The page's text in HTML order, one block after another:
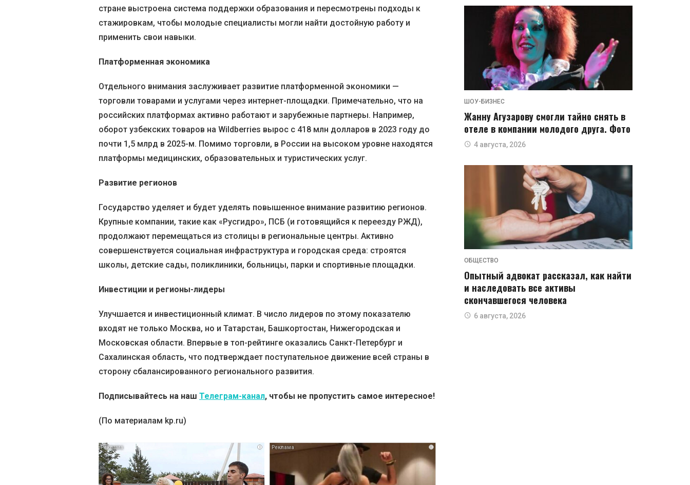
стране выстроена система поддержки образования и пересмотрены подходы к
стажировкам, чтобы молодые специалисты могли найти достойную работу и
применить свои навыки.
Платформенная экономика
Отдельного внимания заслуживает развитие платформенной экономики —
торговли товарами и услугами через интернет-площадки. Примечательно, что на
российских платформах активно работают и зарубежные партнеры. Например,
оборот узбекских товаров на Wildberries вырос с 418 млн долларов в 2023 году до
почти 1,5 млрд в 2025-м. Помимо торговли, в России на высоком уровне находятся
платформы медицинских, образовательных и туристических услуг.
Развитие регионов
Государство уделяет и будет уделять повышенное внимание развитию регионов.
Крупные компании, такие как «Русгидро», ПСБ (и готовящийся к переезду РЖД),
продолжают перемещаться из столицы в региональные центры. Активно
совершенствуется социальная инфраструктура и городская среда: строятся
школы, детские сады, поликлиники, больницы, парки и спортивные площадки.
Инвестиции и регионы-лидеры
Улучшается и инвестиционный климат. В число лидеров по этому показателю
входят не только Москва, но и Татарстан, Башкортостан, Нижегородская и
Московская области. Впервые в топ-рейтинге оказались Санкт-Петербург и
Сахалинская область, что подтверждает поступательное движение всей страны в
сторону сбалансированного регионального развития.
Подписывайтесь на наш Телеграм-канал, чтобы не пропустить самое интересное!
(По материалам kp.ru)
i i
ШОУ-БИЗНЕС
Жанну Агузарову смогли тайно снять в
отеле в компании молодого друга. Фото
4 августа, 2026
ОБЩЕСТВО
Опытный адвокат рассказал, как найти
и наследовать все активы
скончавшегося человека
6 августа, 2026